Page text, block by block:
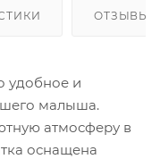
ОТЗЫВЫ
удобное и
малыша.
атмосферу в
оснащена